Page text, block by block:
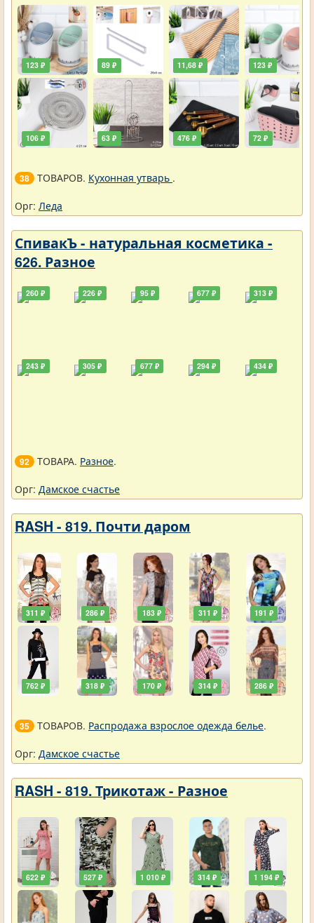
123 ₽
106 ₽
89 ₽
63 ₽
11,68 ₽
476 ₽
123 ₽
72 ₽
38 ТОВАРОВ. Кухонная утварь .
Орг: Леда
СпивакЪ - натуральная косметика -
626. Разное
260 ₽
243 ₽
226 ₽
305 ₽
95 ₽
677 ₽
677 ₽
294 ₽
313 ₽
434 ₽
92 ТОВАРА. Разное.
Орг: Дамское счастье
RASH - 819. Почти даром
311 ₽
762 ₽
286 ₽
318 ₽
183 ₽
170 ₽
311 ₽
314 ₽
191 ₽
286 ₽
35 ТОВАРОВ. Распродажа взрослое одежда белье.
Орг: Дамское счастье
RASH - 819. Трикотаж - Разное
622 ₽ 527 ₽ 1 010 ₽ 314 ₽ 1 194 ₽